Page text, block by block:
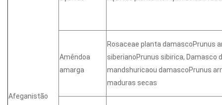
Afeganistão
Amêndoa
amarga
Rosaceae planta damascoPrunus
siberianoPrunus sibirica, Damasco
mandshuricaou damascoPrunus
maduras secas